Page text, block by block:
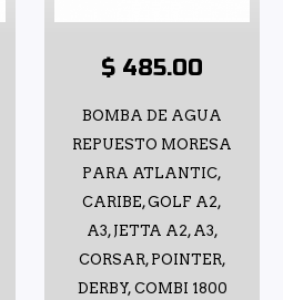
$ 485.00
BOMBA DE AGUA
REPUESTO MORESA
PARA ATLANTIC,
CARIBE, GOLF A2,
A3, JETTA A2, A3,
CORSAR, POINTER,
DERBY, COMBI 1800